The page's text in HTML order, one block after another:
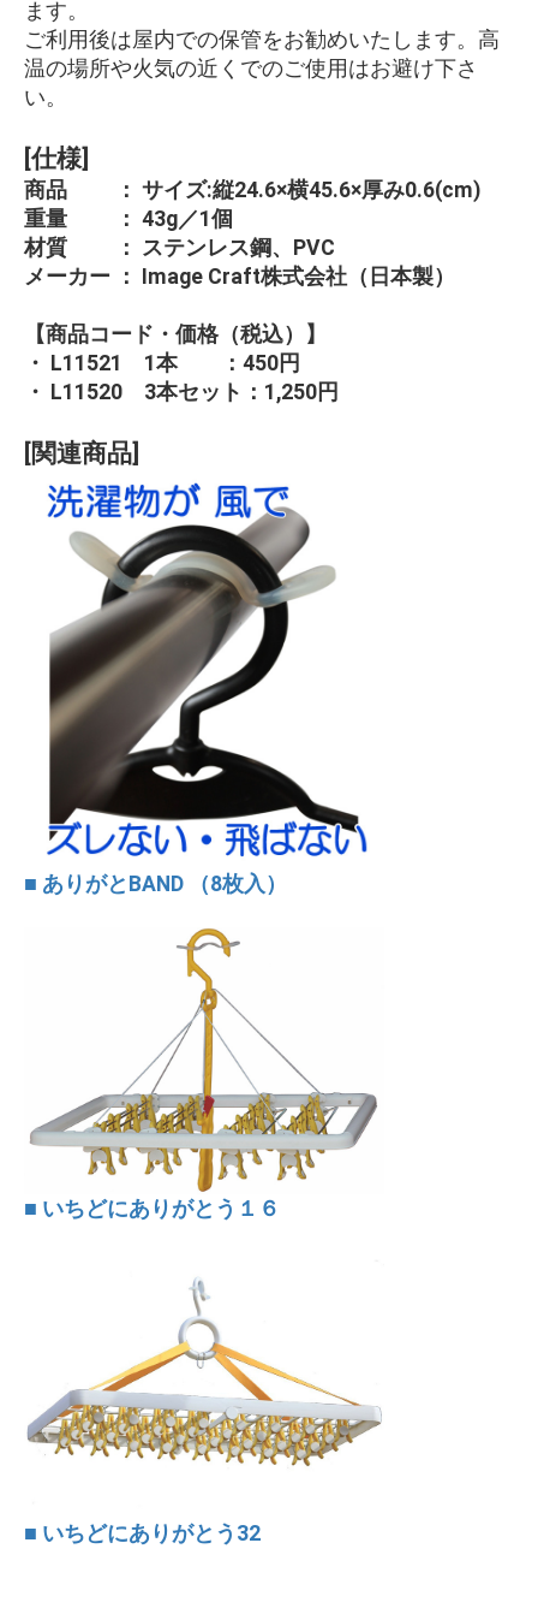
ます。
ご利用後は屋内での保管をお勧めいたします。高
温の場所や火気の近くでのご使用はお避け下さ
い。
[仕様]
商品 ： サイズ:縦24.6×横45.6×厚み0.6(cm)
重量 ： 43g／1個
材質 ： ステンレス鋼、PVC
メーカー ： Image Craft株式会社（日本製）
【商品コード・価格（税込）】
・ L11521 1本 ：450円
・ L11520 3本セット：1,250円
[関連商品]
■ ありがとBAND （8枚入）
■ いちどにありがとう１６
■ いちどにありがとう32